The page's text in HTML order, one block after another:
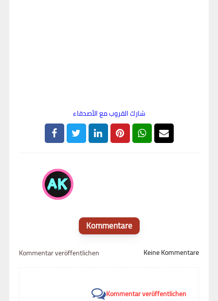
شارك القروب مع الأصدقاء
Kommentare
Keine Kommentare
Kommentar veröffentlichen
Kommentar veröffentlichen